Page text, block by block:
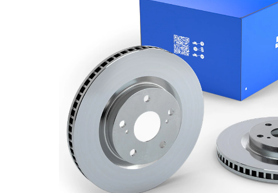
23 mm
průměr
Počet děr
Centrovací
průměr
63,6 mm
Kruhový
vyvrt Ø 2
108 mm
povrch
nátěr